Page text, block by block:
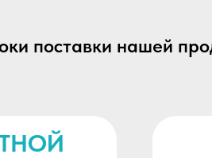
поставки нашей